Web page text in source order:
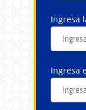
Ingresa
Ingresa